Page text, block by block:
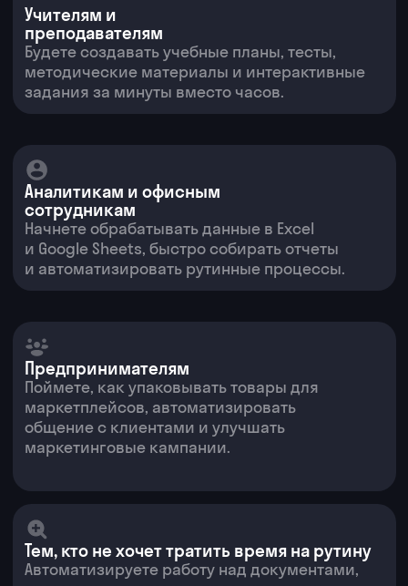
Даю согласие на обработку
персональных данных
Даю согласие на получениерекламных
материалов
Получить консультацию
Как применяют нейросети
Аналитик Маркетолог
Учитель
Рекрутер
Предприниматель Менеджер
Без нейросетей
Пишу тексты для соцсетей
вручную — 2−3 часа на пост